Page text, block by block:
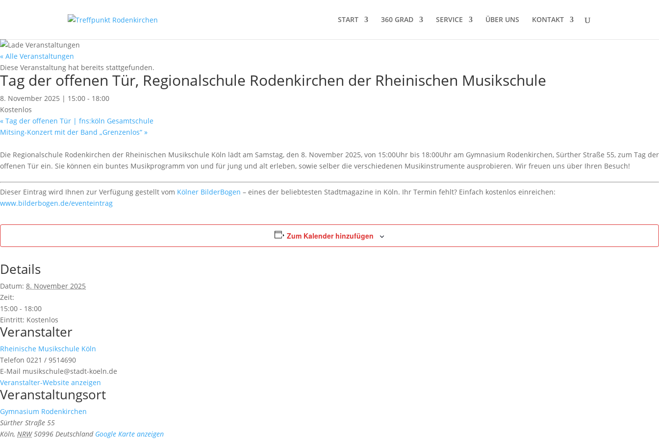
START 360 GRAD SERVICE ÜBER UNS KONTAKT
« Alle Veranstaltungen
Diese Veranstaltung hat bereits stattgefunden.
Tag der offenen Tür, Regionalschule Rodenkirchen der Rheinischen Musikschule
8. November 2025 | 15:00 - 18:00
Kostenlos
« Tag der offenen Tür | fns:köln Gesamtschule
Mitsing-Konzert mit der Band „Grenzenlos“ »
Die Regionalschule Rodenkirchen der Rheinischen Musikschule Köln lädt am Samstag, den 8. November 2025, von 15:00Uhr bis 18:00Uhr am Gymnasium Rodenkirchen, Sürther Straße 55, zum Tag der
offenen Tür ein. Sie können ein buntes Musikprogramm von und für jung und alt erleben, sowie selber die verschiedenen Musikinstrumente ausprobieren. Wir freuen uns über Ihren Besuch!
Dieser Eintrag wird Ihnen zur Verfügung gestellt vom Kölner BilderBogen – eines der beliebtesten Stadtmagazine in Köln. Ihr Termin fehlt? Einfach kostenlos einreichen:
www.bilderbogen.de/eventeintrag
Zum Kalender hinzufügen
Details
Datum: 8. November 2025
Zeit:
15:00 - 18:00
Eintritt: Kostenlos
Veranstalter
Rheinische Musikschule Köln
Telefon 0221 / 9514690
E-Mail musikschule@stadt-koeln.de
Veranstalter-Website anzeigen
Veranstaltungsort
Gymnasium Rodenkirchen
Sürther Straße 55
Köln, NRW 50996 Deutschland Google Karte anzeigen